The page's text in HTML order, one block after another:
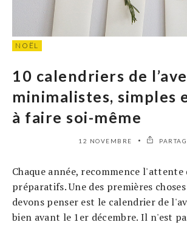
NOËL
10 calendriers de
minimalistes, simples
à faire soi-même
12 NOVEMBRE
Chaque année, recommence l'attente
préparatifs. Une des premières
devons penser est le calendrier de
bien avant le 1er décembre. Il n'est